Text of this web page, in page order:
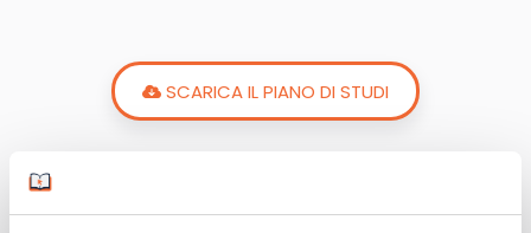
SCARICA IL PIANO DI STUDI
Sbocchi lavorativi